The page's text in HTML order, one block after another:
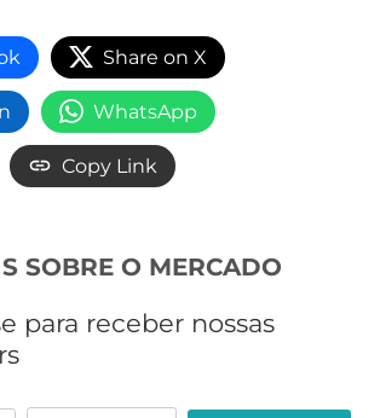
Share on X
WhatsApp
Copy Link
SOBRE O MERCADO
para receber nossas